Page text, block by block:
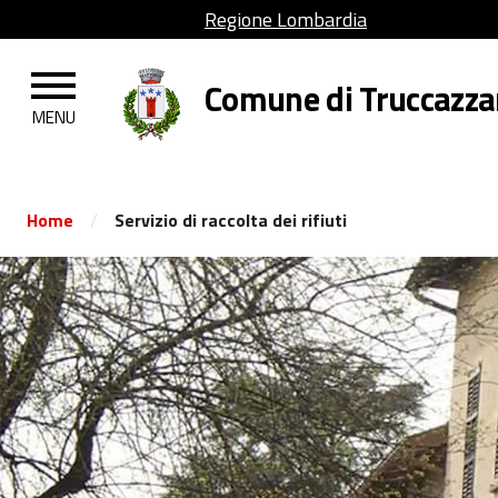
Regione Lombardia
Comune di
Home / Servizio di raccolta dei rifiuti